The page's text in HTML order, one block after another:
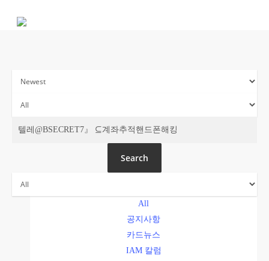
주간 IAM
Search
All
공지사항
카드뉴스
IAM 칼럼